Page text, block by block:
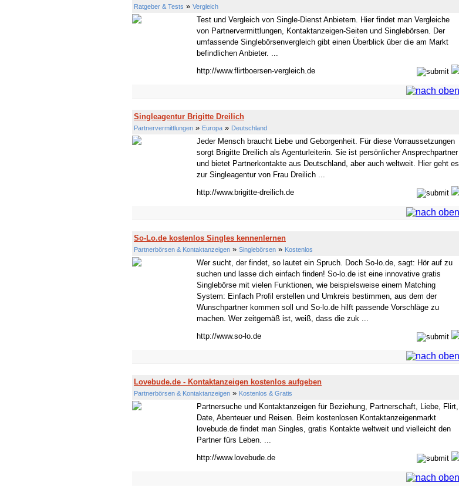
Ratgeber & Tests » Vergleich
Test und Vergleich von Single-Dienst Anbietern. Hier findet man Vergleiche
von Partnervermittlungen, Kontaktanzeigen-Seiten und Singlebörsen. Der
umfassende Singlebörsenvergleich gibt einen Überblick über die am Markt
befindlichen Anbieter. ...
http://www.flirtboersen-vergleich.de
Singleagentur Brigitte Dreilich
Partnervermittlungen » Europa » Deutschland
Jeder Mensch braucht Liebe und Geborgenheit. Für diese Vorraussetzungen
sorgt Brigitte Dreilich als Agenturleiterin. Sie ist persönlicher Ansprechpartner
und bietet Partnerkontakte aus Deutschland, aber auch weltweit. Hier geht es
zur Singleagentur von Frau Dreilich ...
http://www.brigitte-dreilich.de
So-Lo.de kostenlos Singles kennenlernen
Partnerbörsen & Kontaktanzeigen » Singlebörsen » Kostenlos
Wer sucht, der findet, so lautet ein Spruch. Doch So-lo.de, sagt: Hör auf zu
suchen und lasse dich einfach finden! So-lo.de ist eine innovative gratis
Singlebörse mit vielen Funktionen, wie beispielsweise einem Matching
System: Einfach Profil erstellen und Umkreis bestimmen, aus dem der
Wunschpartner kommen soll und So-lo.de hilft passende Vorschläge zu
machen. Wer zeitgemäß ist, weiß, dass die zuk ...
http://www.so-lo.de
Lovebude.de - Kontaktanzeigen kostenlos aufgeben
Partnerbörsen & Kontaktanzeigen » Kostenlos & Gratis
Partnersuche und Kontaktanzeigen für Beziehung, Partnerschaft, Liebe, Flirt,
Date, Abenteuer und Reisen. Beim kostenlosen Kontaktanzeigenmarkt
lovebude.de findet man Singles, gratis Kontakte weltweit und vielleicht den
Partner fürs Leben. ...
http://www.lovebude.de